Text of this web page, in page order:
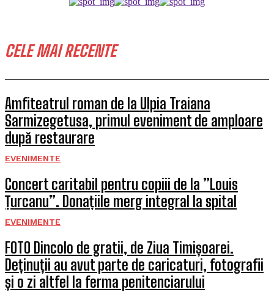
CELE MAI RECENTE
Amfiteatrul roman de la Ulpia Traiana
Sarmizegetusa, primul eveniment de amploare
după restaurare
EVENIMENTE
Concert caritabil pentru copiii de la ”Louis
Țurcanu”. Donațiile merg integral la spital
EVENIMENTE
FOTO Dincolo de gratii, de Ziua Timișoarei.
Deținuții au avut parte de caricaturi, fotografii
și o zi altfel la ferma penitenciarului